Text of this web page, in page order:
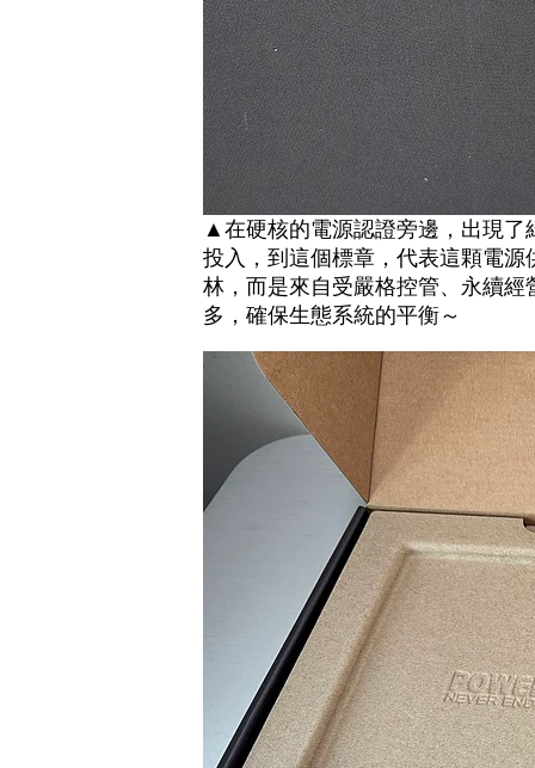
▲在硬核的電源認證旁邊，出現了
投入，到這個標章，代表這顆電
林，而是來自受嚴格控管、永續
多，確保生態系統的平衡～